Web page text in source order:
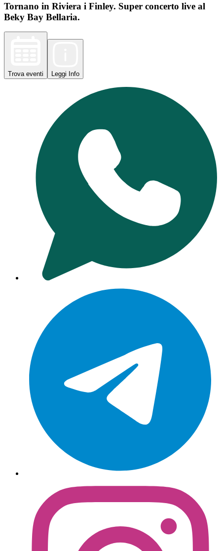
Tornano in Riviera i Finley. Super concerto live al
Beky Bay Bellaria.
Trova eventi Leggi Info